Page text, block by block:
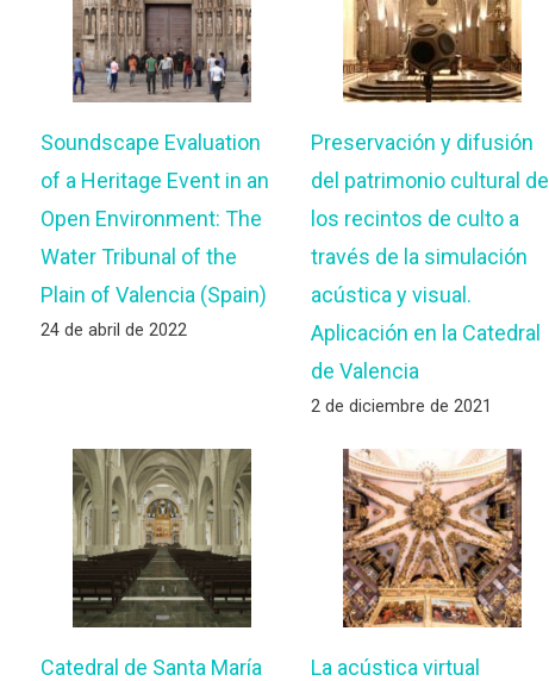
Soundscape Evaluation
of a Heritage Event in an
Open Environment: The
Water Tribunal of the
Plain of Valencia (Spain)
24 de abril de 2022
Preservación y difusión
del patrimonio cultural de
los recintos de culto a
través de la simulación
acústica y visual.
Aplicación en la Catedral
de Valencia
2 de diciembre de 2021
Catedral de Santa María
La acústica virtual